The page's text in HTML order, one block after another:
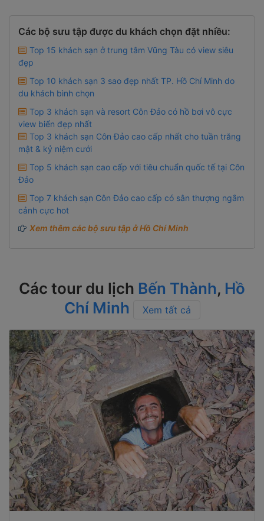
Các bộ sưu tập được du khách chọn đặt nhiều:
Top 15 khách sạn ở trung tâm Vũng Tàu có view siêu
đẹp
Top 10 khách sạn 3 sao đẹp nhất TP. Hồ Chí Minh do
du khách bình chọn
Top 3 khách sạn và resort Côn Đảo có hồ bơi vô cực
view biển đẹp nhất
Top 3 khách sạn Côn Đảo cao cấp nhất cho tuần trăng
mật & kỷ niệm cưới
Top 5 khách sạn cao cấp với tiêu chuẩn quốc tế tại Côn
Đảo
Top 7 khách sạn Côn Đảo cao cấp có sân thượng ngắm
cảnh cực hot
Xem thêm các bộ sưu tập ở Hồ Chí Minh
Các tour du lịch Bến Thành, Hồ
Chí Minh
Xem tất cả